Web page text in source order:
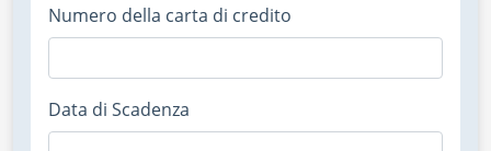
Numero della carta di credito
Data di Scadenza